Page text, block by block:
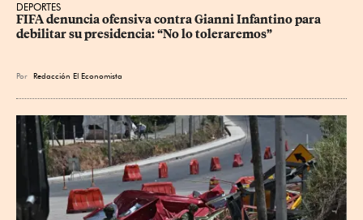
DEPORTES
FIFA denuncia ofensiva contra Gianni Infantino para
debilitar su presidencia: “No lo toleraremos”
Por Redacción El Economista